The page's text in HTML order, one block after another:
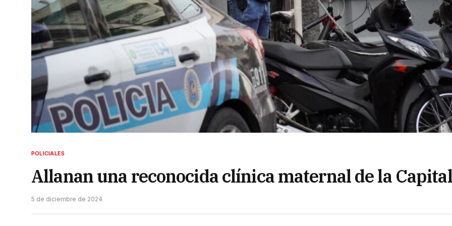
POLICIALES
Allanan una reconocida clínica maternal de la Capital
5 de diciembre de 2024